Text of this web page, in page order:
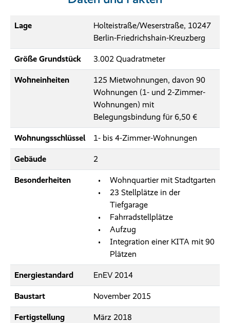
Lage
Holteistraße/Weserstraße, 10247
Berlin-Friedrichshain-Kreuzberg
Größe Grundstück 3.002 Quadratmeter
Wohneinheiten
125 Mietwohnungen, davon 90
Wohnungen (1- und 2-Zimmer-
Wohnungen) mit
Belegungsbindung für 6,50 €
Wohnungsschlüssel 1- bis 4-Zimmer-Wohnungen
Gebäude 2
Besonderheiten
Wohnquartier mit Stadtgarten
23 Stellplätze in der
Tiefgarage
Fahrradstellplätze
Aufzug
Integration einer KITA mit 90
Plätzen
Energiestandard EnEV 2014
Baustart November 2015
Fertigstellung März 2018